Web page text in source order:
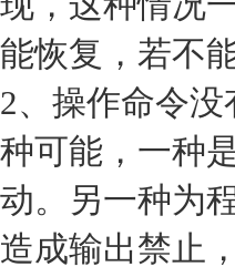
能恢复，若不
2、操作命令
种可能，一种
动。另一种为
造成输出禁止